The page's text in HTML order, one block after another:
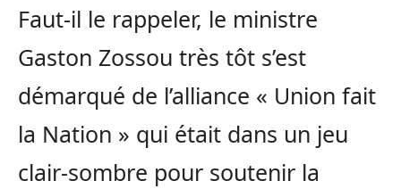
Faut-il le rappeler, le ministre
Gaston Zossou très tôt s’est
démarqué de l’alliance « Union fait
la Nation » qui était dans un jeu
clair-sombre pour soutenir la